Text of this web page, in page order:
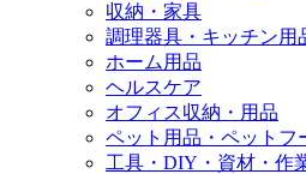
収納・家具
調理器具・キッチン用
ホーム用品
ヘルスケア
オフィス収納・用品
ペット用品・ペットフ
工具・DIY・資材・作